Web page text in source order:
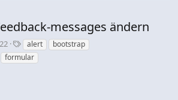
messages ändern
S
c
h
alert
bootstrap
formular